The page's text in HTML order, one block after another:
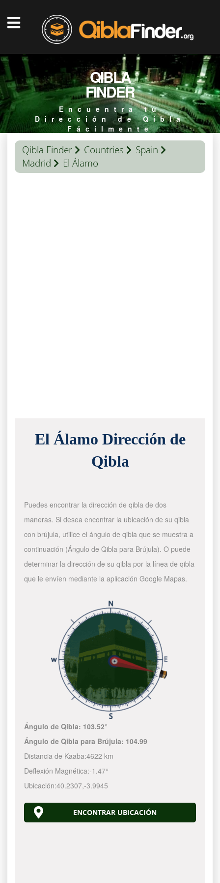
QIBLA
FINDER
Encuentra tu
Dirección de Qibla
Fácilmente
Qibla Finder Countries
Spain
Madrid
El Álamo
El Álamo Dirección de
Qibla
Puedes encontrar la dirección de qibla de dos
maneras. Si desea encontrar la ubicación de su qibla
con brújula, utilice el ángulo de qibla que se muestra a
continuación (Ángulo de Qibla para Brújula). O puede
determinar la dirección de su qibla por la línea de qibla
que le envíen mediante la aplicación Google Mapas.
Ángulo de Qibla: 103.52°
Ángulo de Qibla para Brújula: 104.99
Distancia de Kaaba:4622 km
Deflexión Magnética:-1.47°
Ubicación:40.2307,-3.9945
ENCONTRAR UBICACIÓN